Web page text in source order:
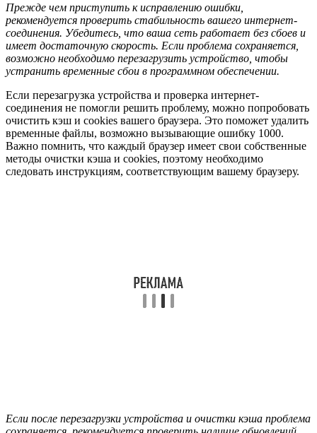
Прежде чем приступить к исправлению ошибки,
рекомендуется проверить стабильность вашего интернет-
соединения. Убедитесь, что ваша сеть работает без сбоев и
имеет достаточную скорость. Если проблема сохраняется,
возможно необходимо перезагрузить устройство, чтобы
устранить временные сбои в программном обеспечении.
Если перезагрузка устройства и проверка интернет-
соединения не помогли решить проблему, можно попробовать
очистить кэш и cookies вашего браузера. Это поможет удалить
временные файлы, возможно вызывающие ошибку 1000.
Важно помнить, что каждый браузер имеет свои собственные
методы очистки кэша и cookies, поэтому необходимо
следовать инструкциям, соответствующим вашему браузеру.
Если после перезагрузки устройства и очистки кэша проблема